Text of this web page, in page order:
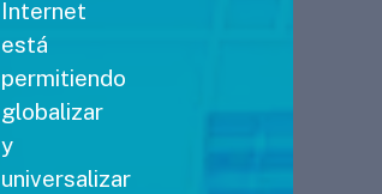
Internet
está
permitiendo
globalizar
y
universalizar